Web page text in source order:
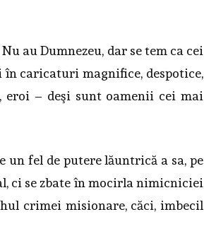
au Dumnezeu, dar se tem ca cei
caricaturi magnifice, despotice,
eroi – deşi sunt oamenii cei mai
fel de putere lăuntrică a sa, pe
ci se zbate în mocirla nimicniciei
crimei mi­sio­nare, căci, imbecil